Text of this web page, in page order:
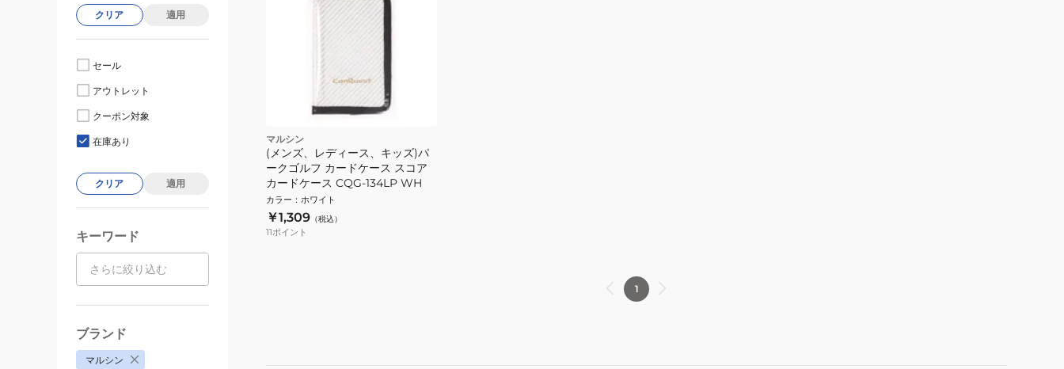
マルシン
(メンズ、レディース、キッズ)パ
ークゴルフ カードケース スコア
カードケース CQG-134LP WH
カラー ： ホワイト
￥1,309 （税込）
11ポイント
1
クリア 適用
セール
アウトレット
クーポン対象
在庫あり
クリア 適用
キーワード
ブランド
マルシン